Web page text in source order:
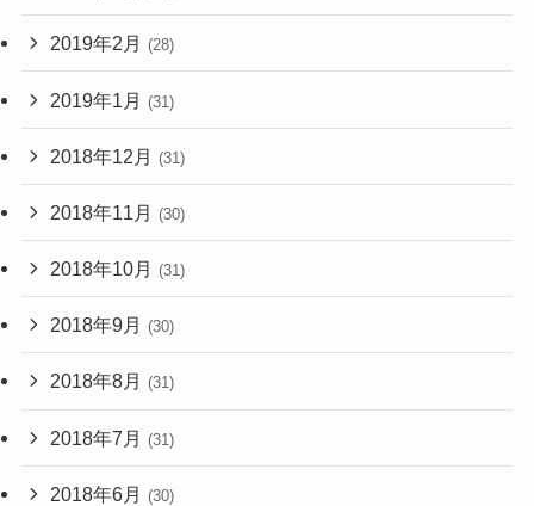
2019年2月 (28)
2019年1月 (31)
2018年12月 (31)
2018年11月 (30)
2018年10月 (31)
2018年9月 (30)
2018年8月 (31)
2018年7月 (31)
2018年6月 (30)